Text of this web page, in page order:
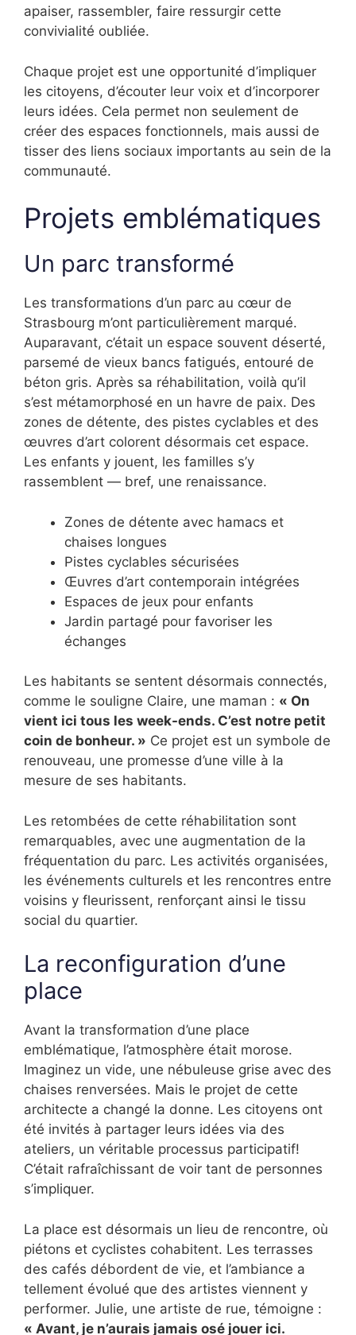
apaiser, rassembler, faire ressurgir cette
convivialité oubliée.
Chaque projet est une opportunité d’impliquer
les citoyens, d’écouter leur voix et d’incorporer
leurs idées. Cela permet non seulement de
créer des espaces fonctionnels, mais aussi de
tisser des liens sociaux importants au sein de la
communauté.
Projets emblématiques
Un parc transformé
Les transformations d’un parc au cœur de
Strasbourg m’ont particulièrement marqué.
Auparavant, c’était un espace souvent déserté,
parsemé de vieux bancs fatigués, entouré de
béton gris. Après sa réhabilitation, voilà qu’il
s’est métamorphosé en un havre de paix. Des
zones de détente, des pistes cyclables et des
œuvres d’art colorent désormais cet espace.
Les enfants y jouent, les familles s’y
rassemblent — bref, une renaissance.
Zones de détente avec hamacs et
chaises longues
Pistes cyclables sécurisées
Œuvres d’art contemporain intégrées
Espaces de jeux pour enfants
Jardin partagé pour favoriser les
échanges
Les habitants se sentent désormais connectés,
comme le souligne Claire, une maman : « On
vient ici tous les week-ends. C’est notre petit
coin de bonheur. » Ce projet est un symbole de
renouveau, une promesse d’une ville à la
mesure de ses habitants.
Les retombées de cette réhabilitation sont
remarquables, avec une augmentation de la
fréquentation du parc. Les activités organisées,
les événements culturels et les rencontres entre
voisins y fleurissent, renforçant ainsi le tissu
social du quartier.
La reconfiguration d’une
place
Avant la transformation d’une place
emblématique, l’atmosphère était morose.
Imaginez un vide, une nébuleuse grise avec des
chaises renversées. Mais le projet de cette
architecte a changé la donne. Les citoyens ont
été invités à partager leurs idées via des
ateliers, un véritable processus participatif!
C’était rafraîchissant de voir tant de personnes
s’impliquer.
La place est désormais un lieu de rencontre, où
piétons et cyclistes cohabitent. Les terrasses
des cafés débordent de vie, et l’ambiance a
tellement évolué que des artistes viennent y
performer. Julie, une artiste de rue, témoigne :
« Avant, je n’aurais jamais osé jouer ici.